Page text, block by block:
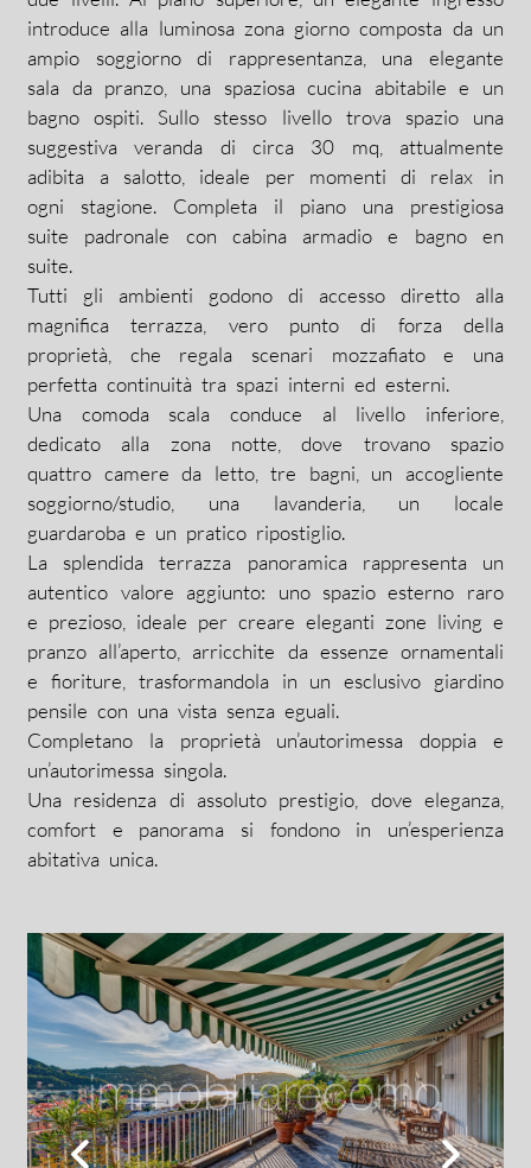
introduce alla luminosa zona giorno composta da un
ampio soggiorno di rappresentanza, una elegante
sala da pranzo, una spaziosa cucina abitabile e un
bagno ospiti. Sullo stesso livello trova spazio una
suggestiva veranda di circa 30 mq, attualmente
adibita a salotto, ideale per momenti di relax in
ogni stagione. Completa il piano una prestigiosa
suite padronale con cabina armadio e bagno en
suite.
Tutti gli ambienti godono di accesso diretto alla
magnifica terrazza, vero punto di forza della
proprietà, che regala scenari mozzafiato e una
perfetta continuità tra spazi interni ed esterni.
Una comoda scala conduce al livello inferiore,
dedicato alla zona notte, dove trovano spazio
quattro camere da letto, tre bagni, un accogliente
soggiorno/studio, una lavanderia, un locale
guardaroba e un pratico ripostiglio.
La splendida terrazza panoramica rappresenta un
autentico valore aggiunto: uno spazio esterno raro
e prezioso, ideale per creare eleganti zone living e
pranzo all’aperto, arricchite da essenze ornamentali
e fioriture, trasformandola in un esclusivo giardino
pensile con una vista senza eguali.
Completano la proprietà un’autorimessa doppia e
un’autorimessa singola.
Una residenza di assoluto prestigio, dove eleganza,
comfort e panorama si fondono in un’esperienza
abitativa unica.